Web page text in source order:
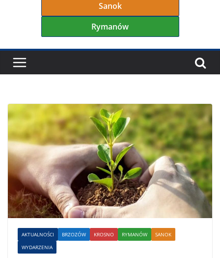
Sanok
Rymanów
AKTUALNOŚCI BRZOZÓW KROSNO RYMANÓW
SANOK
WYDARZENIA